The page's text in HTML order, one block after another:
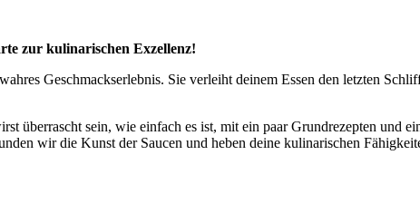
zur kulinarischen Exzellenz!
Geschmackserlebnis. Sie verleiht deinem Essen den letzten
überrascht sein, wie einfach es ist, mit ein paar Grundrezepten und
wir die Kunst der Saucen und heben deine kulinarischen